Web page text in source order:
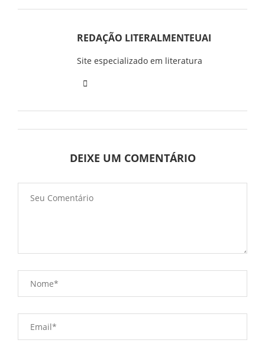
REDAÇÃO LITERALMENTEUAI
Site especializado em literatura
DEIXE UM COMENTÁRIO